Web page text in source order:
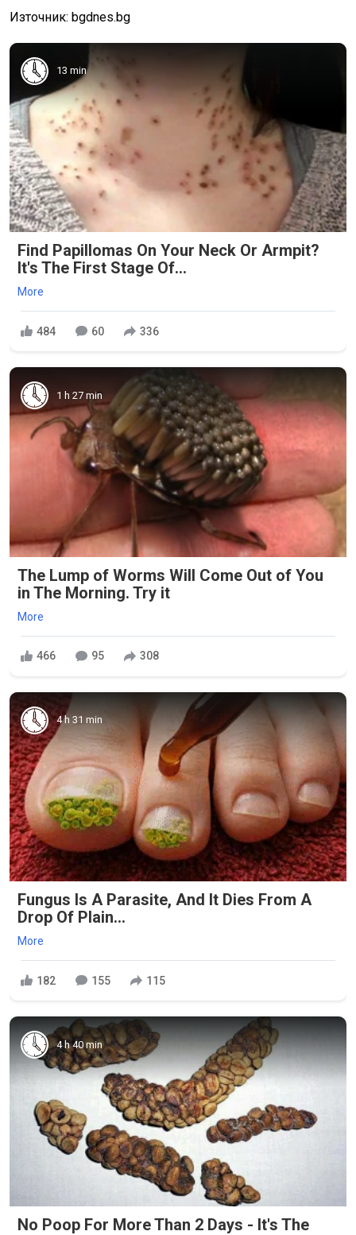
Източник: bgdnes.bg
13 min
Find Papillomas On Your Neck Or Armpit?
It's The First Stage Of...
More
484 60 336
1 h 27 min
The Lump of Worms Will Come Out of You
in The Morning. Try it
More
466 95 308
4 h 31 min
Fungus Is A Parasite, And It Dies From A
Drop Of Plain...
More
182 155 115
4 h 40 min
No Poop For More Than 2 Days - It's The